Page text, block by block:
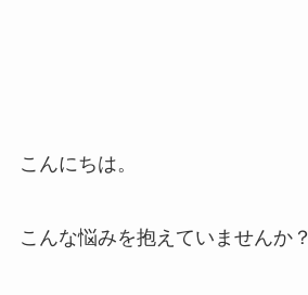
こんにちは。
こんな悩みを抱えていませんか？